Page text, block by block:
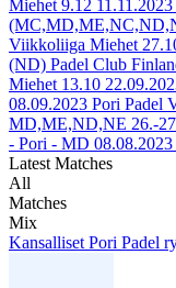
Miehet 9.12 11.11.2023
Viikkoliiga Miehet
(ND) Padel Club
Miehet 13.10
08.09.2023 Pori Padel
MD,ME,ND,NE 26.-
- Pori - MD 08.08.2023
Latest Matches
All
Matches
Mix
Kansalliset Pori Padel